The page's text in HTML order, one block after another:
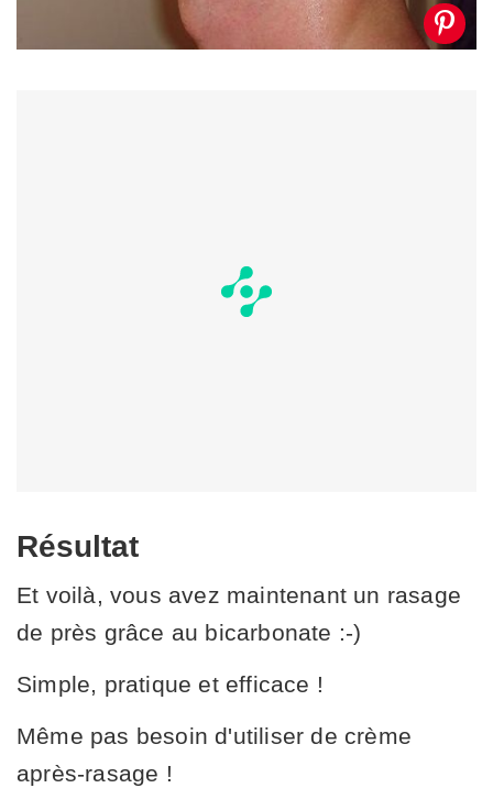
Résultat
Et voilà, vous avez maintenant un rasage
de près grâce au bicarbonate :-)
Simple, pratique et efficace !
Même pas besoin d'utiliser de crème
après-rasage !